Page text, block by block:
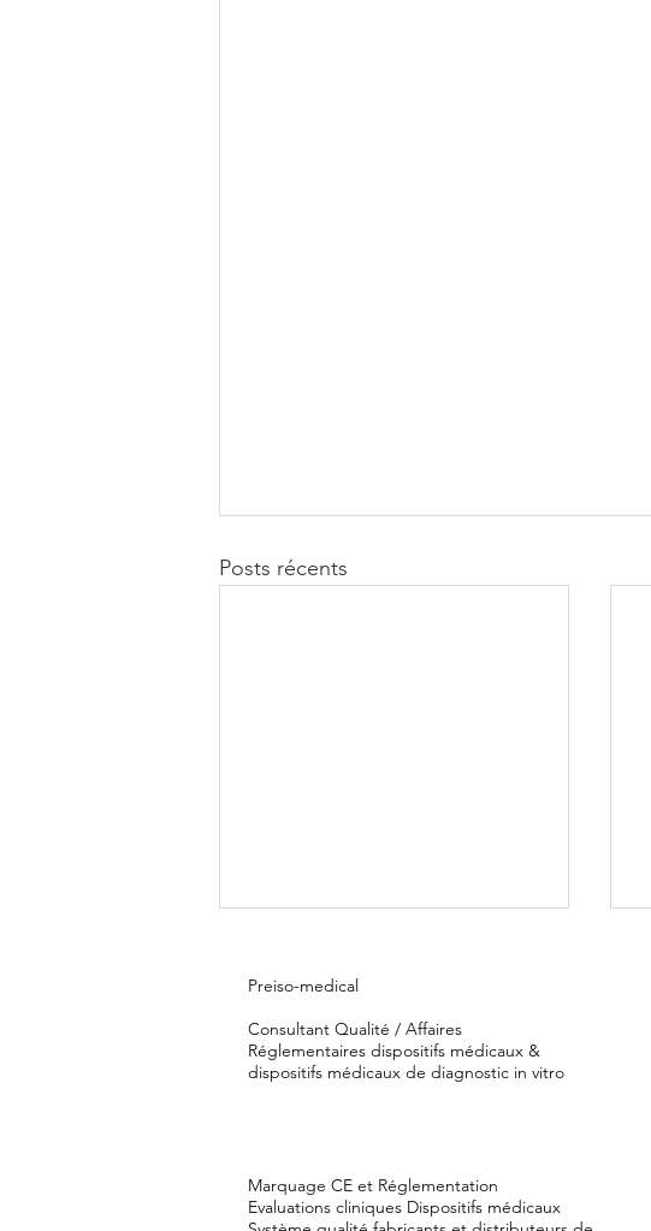
Posts récents
médical : comprendre les
obligations du RDM et de l’IA
Preiso-medical
Consultant Qualité / Affaires
Réglementaires dispositifs médicaux &
dispositifs médicaux de diagnostic in vitro
Marquage CE et Réglementation
Evaluations cliniques Dispositifs médicaux